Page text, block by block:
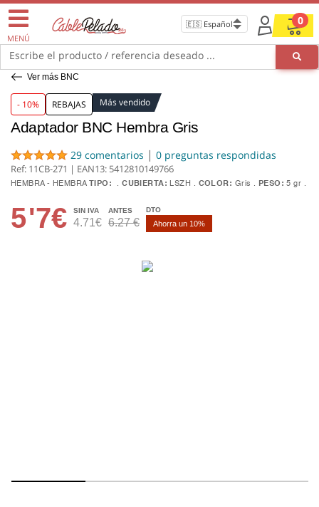
MENÚ
0
Escribe el producto / referencia deseado ...
Ver más BNC
- 10% REBAJAS Más vendido
Adaptador BNC Hembra Gris
29 comentarios | 0 preguntas respondidas
Ref: 11CB-271 | EAN13: 5412810149766
HEMBRA - HEMBRA TIPO: CUBIERTA: LSZH COLOR: Gris PESO: 5 gr
5'7€ SIN IVA
4.71€
ANTES
6.27 €
DTO
Ahorra un 10%